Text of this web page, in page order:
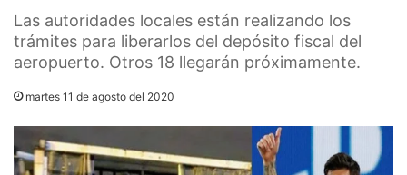
Las autoridades locales están realizando los
trámites para liberarlos del depósito fiscal del
aeropuerto. Otros 18 llegarán próximamente.
martes 11 de agosto del 2020